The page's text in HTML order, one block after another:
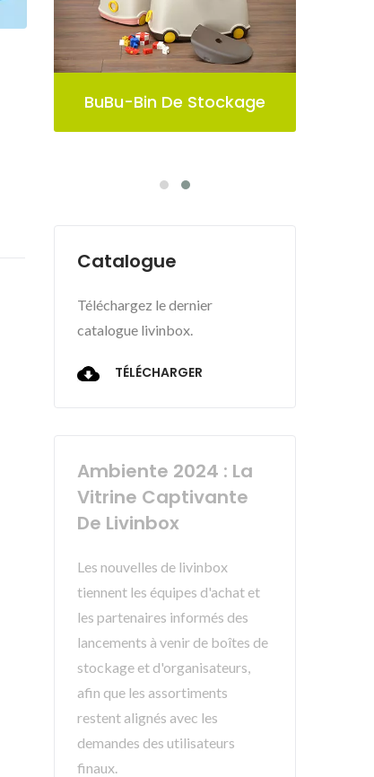
Bac De Rangement
Catalogue
Téléchargez le dernier
catalogue livinbox.
TÉLÉCHARGER
Ambiente 2024 : La
Vitrine Captivante
De Livinbox
Les nouvelles de livinbox
tiennent les équipes d'achat et
les partenaires informés des
lancements à venir de boîtes de
stockage et d'organisateurs,
afin que les assortiments
restent alignés avec les
demandes des utilisateurs
finaux.